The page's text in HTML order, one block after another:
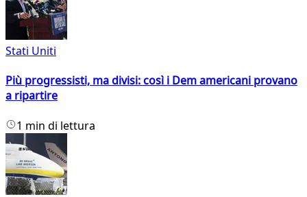
Stati Uniti
Più progressisti, ma divisi: così i Dem americani provano
a ripartire
1 min di lettura